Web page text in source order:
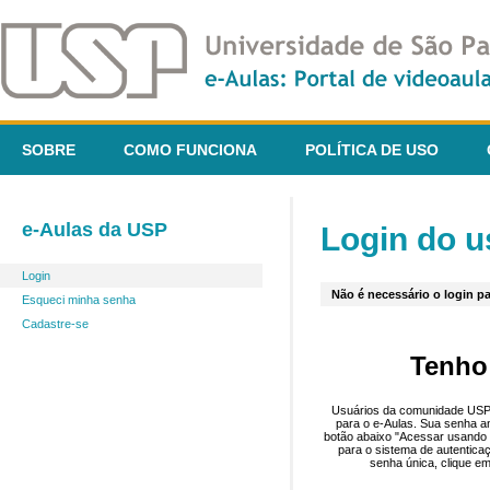
SOBRE COMO FUNCIONA POLÍTICA DE USO
e-Aulas da USP
Login
Esqueci minha senha
Cadastre-se
Login do
Não é necessário o login
Usuários da comunidade
para o e-Aulas. Sua senha
botão abaixo "Acessar
para o sistema de
senha única, clique